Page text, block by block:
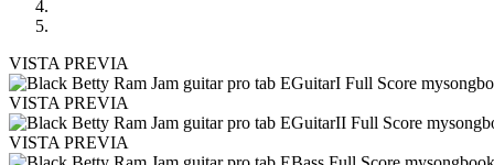
VISTA PREVIA
VISTA PREVIA
VISTA PREVIA